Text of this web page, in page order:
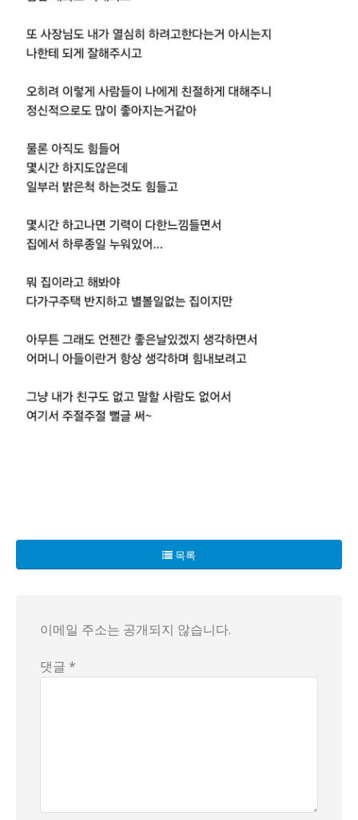
그의 어머니는 암 투병 중에도 아들의 미래를 걱정하며, 죽
“무서운 게 뭐가 있을까? 한 번 해보자!"라는 의지로 그는
목록
이메일 주소는 공개되지 않습니다.
댓글 *